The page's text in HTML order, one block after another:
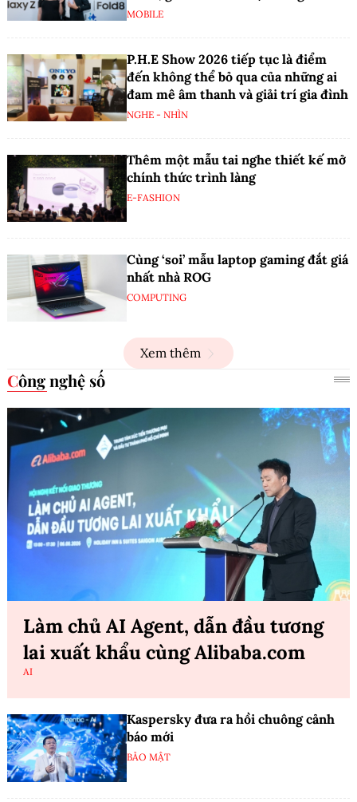
MOBILE
P.H.E Show 2026 tiếp tục là điểm
đến không thể bỏ qua của những ai
đam mê âm thanh và giải trí gia đình
NGHE - NHÌN
Thêm một mẫu tai nghe thiết kế mở
chính thức trình làng
E-FASHION
Cùng ‘soi’ mẫu laptop gaming đắt giá
nhất nhà ROG
COMPUTING
Xem thêm
Công nghệ số
Làm chủ AI Agent, dẫn đầu tương
lai xuất khẩu cùng Alibaba.com
AI
Kaspersky đưa ra hồi chuông cảnh
báo mới
BẢO MẬT